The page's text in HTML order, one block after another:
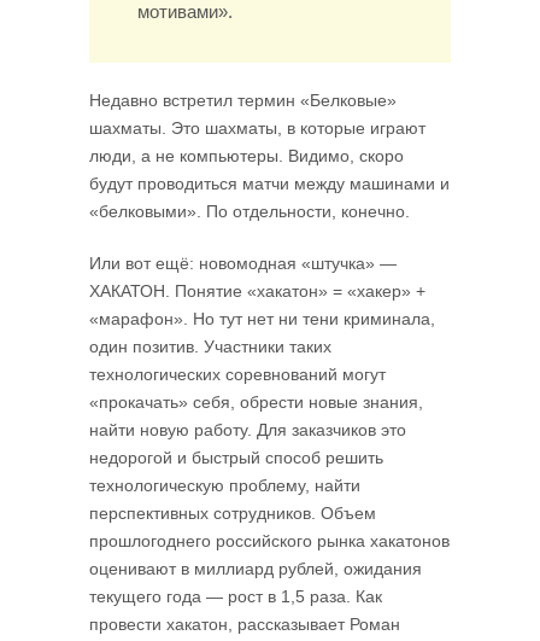
мотивами».
Недавно встретил термин «Белковые»
шахматы. Это шахматы, в которые играют
люди, а не компьютеры. Видимо, скоро
будут проводиться матчи между машинами и
«белковыми». По отдельности, конечно.
Или вот ещё: новомодная «штучка» —
ХАКАТОН. Понятие «хакатон» = «хакер» +
«марафон». Но тут нет ни тени криминала,
один позитив. Участники таких
технологических соревнований могут
«прокачать» себя, обрести новые знания,
найти новую работу. Для заказчиков это
недорогой и быстрый способ решить
технологическую проблему, найти
перспективных сотрудников. Объем
прошлогоднего российского рынка хакатонов
оценивают в миллиард рублей, ожидания
текущего года — рост в 1,5 раза. Как
провести хакатон, рассказывает Роман